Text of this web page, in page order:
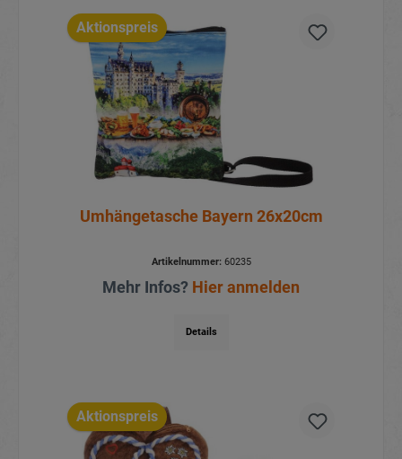
Aktionspreis
Umhängetasche Bayern 26x20cm
Artikelnummer:60235
Mehr Infos? Hier anmelden
Details
Aktionspreis